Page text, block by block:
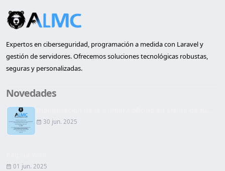
Expertos en ciberseguridad, programación a medida con Laravel y
gestión de servidores. Ofrecemos soluciones tecnológicas robustas,
seguras y personalizadas.
Novedades
30 jun. 2025
01 jun. 2025